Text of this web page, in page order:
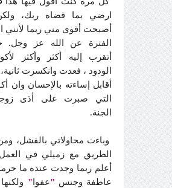
ارضي بما قضاه ربك،
أصبحت أقوى مني ربما لأنني
الفترة عن الله عز وجل.
أتقرب إليه أكثر وأكثر
الودود ، فعدت وانكسرت
أقابل إساءته بالإحسان وان
التي صبرت على أذى
الجنة.
وباءت محاولاتي بالفشل،
الطريق مع زميلي في العمل
أعلم ربما وجدت عنده ما
عاطفة وجنس "عفوا "